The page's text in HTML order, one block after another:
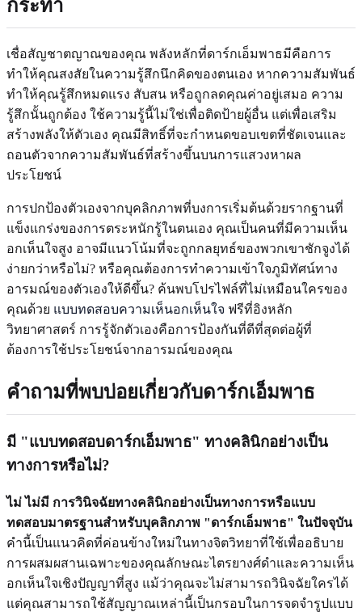
กระทำ
เชื่อสัญชาตญาณของคุณ พลังหลักที่ดาร์กเอ็มพาธมีคือการ
ทำให้คุณสงสัยในความรู้สึกนึกคิดของตนเอง หากความสัมพันธ์
ทำให้คุณรู้สึกหมดแรง สับสน หรือถูกลดคุณค่าอยู่เสมอ ความ
รู้สึกนั้นถูกต้อง ใช้ความรู้นี้ไม่ใช่เพื่อติดป้ายผู้อื่น แต่เพื่อเสริม
สร้างพลังให้ตัวเอง คุณมีสิทธิ์ที่จะกำหนดขอบเขตที่ชัดเจนและ
ถอนตัวจากความสัมพันธ์ที่สร้างขึ้นบนการแสวงหาผล
ประโยชน์
การปกป้องตัวเองจากบุคลิกภาพที่บงการเริ่มต้นด้วยรากฐานที่
แข็งแกร่งของการตระหนักรู้ในตนเอง คุณเป็นคนที่มีความเห็น
อกเห็นใจสูง อาจมีแนวโน้มที่จะถูกกลยุทธ์ของพวกเขาชักจูงได้
ง่ายกว่าหรือไม่? หรือคุณต้องการทำความเข้าใจภูมิทัศน์ทาง
อารมณ์ของตัวเองให้ดีขึ้น? ค้นพบโปรไฟล์ที่ไม่เหมือนใครของ
คุณด้วย แบบทดสอบความเห็นอกเห็นใจ ฟรีที่อิงหลัก
วิทยาศาสตร์ การรู้จักตัวเองคือการป้องกันที่ดีที่สุดต่อผู้ที่
ต้องการใช้ประโยชน์จากอารมณ์ของคุณ
คำถามที่พบบ่อยเกี่ยวกับดาร์กเอ็มพาธ
มี "แบบทดสอบดาร์กเอ็มพาธ" ทางคลินิกอย่างเป็น
ทางการหรือไม่?
ไม่ ไม่มี การวินิจฉัยทางคลินิกอย่างเป็นทางการหรือแบบ
ทดสอบมาตรฐานสำหรับบุคลิกภาพ "ดาร์กเอ็มพาธ" ในปัจจุบัน
คำนี้เป็นแนวคิดที่ค่อนข้างใหม่ในทางจิตวิทยาที่ใช้เพื่ออธิบาย
การผสมผสานเฉพาะของคุณลักษณะไตรยางศ์ดำและความเห็น
อกเห็นใจเชิงปัญญาที่สูง แม้ว่าคุณจะไม่สามารถวินิจฉัยใครได้
แต่คุณสามารถใช้สัญญาณเหล่านี้เป็นกรอบในการจดจำรูปแบบ